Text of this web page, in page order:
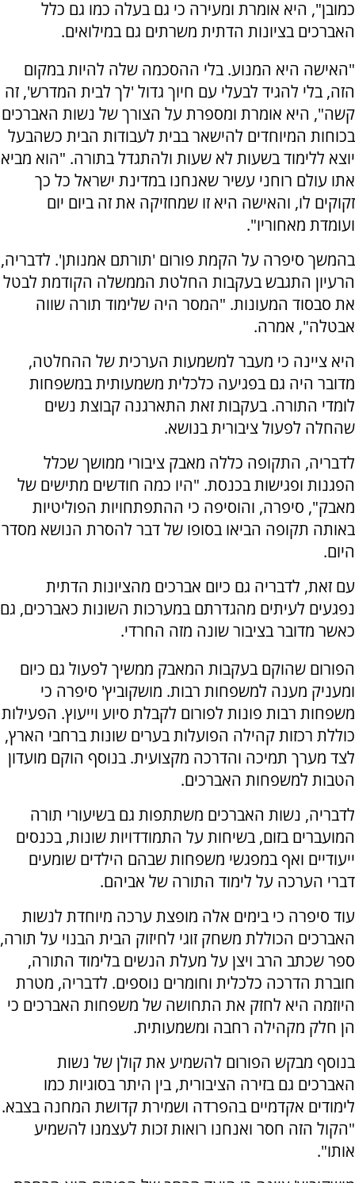
כמובן", היא אומרת ומעירה כי גם בעלה כמו גם כלל
האברכים בציונות הדתית משרתים גם במילואים.
"האישה היא המנוע. בלי ההסכמה שלה להיות במקום
הזה, בלי להגיד לבעלי עם חיוך גדול 'לך לבית המדרש', זה
קשה", היא אומרת ומספרת על הצורך של נשות האברכים
בכוחות המיוחדים להישאר בבית לעבודות הבית כשהבעל
יוצא ללימוד בשעות לא שעות ולהתגדל בתורה. "הוא מביא
אתו עולם רוחני עשיר שאנחנו במדינת ישראל כל כך
זקוקים לו, והאישה היא זו שמחזיקה את זה ביום יום
ועומדת מאחוריו".
בהמשך סיפרה על הקמת פורום 'תורתם אמנותן'. לדבריה,
הרעיון התגבש בעקבות החלטת הממשלה הקודמת לבטל
את סבסוד המעונות. "המסר היה שלימוד תורה שווה
אבטלה", אמרה.
היא ציינה כי מעבר למשמעות הערכית של ההחלטה,
מדובר היה גם בפגיעה כלכלית משמעותית במשפחות
לומדי התורה. בעקבות זאת התארגנה קבוצת נשים
שהחלה לפעול ציבורית בנושא.
לדבריה, התקופה כללה מאבק ציבורי ממושך שכלל
הפגנות ופגישות בכנסת. "היו כמה חודשים מתישים של
מאבק", סיפרה, והוסיפה כי ההתפתחויות הפוליטיות
באותה תקופה הביאו בסופו של דבר להסרת הנושא מסדר
היום.
עם זאת, לדבריה גם כיום אברכים מהציונות הדתית
נפגעים לעיתים מהגדרתם במערכות השונות כאברכים, גם
כאשר מדובר בציבור שונה מזה החרדי.
הפורום שהוקם בעקבות המאבק ממשיך לפעול גם כיום
ומעניק מענה למשפחות רבות. מושקוביץ' סיפרה כי
משפחות רבות פונות לפורום לקבלת סיוע וייעוץ. הפעילות
כוללת רכזות קהילה הפועלות בערים שונות ברחבי הארץ,
לצד מערך תמיכה והדרכה מקצועית. בנוסף הוקם מועדון
הטבות למשפחות האברכים.
לדבריה, נשות האברכים משתתפות גם בשיעורי תורה
המועברים בזום, בשיחות על התמודדויות שונות, בכנסים
ייעודיים ואף במפגשי משפחות שבהם הילדים שומעים
דברי הערכה על לימוד התורה של אביהם.
עוד סיפרה כי בימים אלה מופצת ערכה מיוחדת לנשות
האברכים הכוללת משחק זוגי לחיזוק הבית הבנוי על תורה,
ספר שכתב הרב ויצן על מעלת הנשים בלימוד התורה,
חוברת הדרכה כלכלית וחומרים נוספים. לדבריה, מטרת
היוזמה היא לחזק את התחושה של משפחות האברכים כי
הן חלק מקהילה רחבה ומשמעותית.
בנוסף מבקש הפורום להשמיע את קולן של נשות
האברכים גם בזירה הציבורית, בין היתר בסוגיות כמו
לימודים אקדמיים בהפרדה ושמירת קדושת המחנה בצבא.
"הקול הזה חסר ואנחנו רואות זכות לעצמנו להשמיע
אותו".